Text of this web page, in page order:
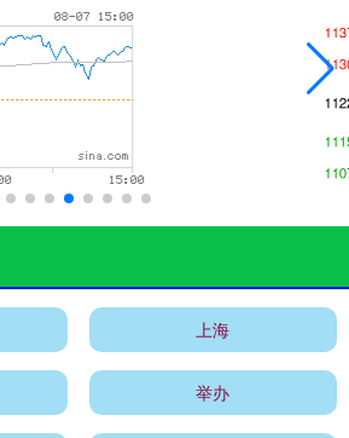
上海
举办